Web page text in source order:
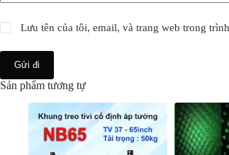
Lưu tên của tôi, email, và trang web trong
Gửi đi
Sản phẩm tương tự